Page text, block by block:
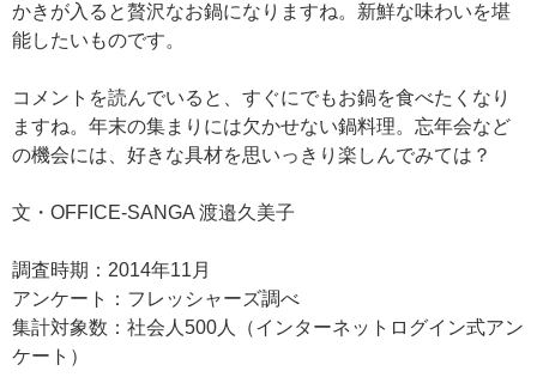
かきが入ると贅沢なお鍋になりますね。新鮮な味わいを堪
能したいものです。
コメントを読んでいると、すぐにでもお鍋を食べたくなり
ますね。年末の集まりには欠かせない鍋料理。忘年会など
の機会には、好きな具材を思いっきり楽しんでみては？
文・OFFICE-SANGA 渡邉久美子
調査時期：2014年11月
アンケート：フレッシャーズ調べ
集計対象数：社会人500人（インターネットログイン式アン
ケート）